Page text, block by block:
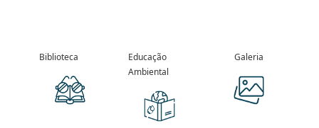
Biblioteca
Educação
Ambiental
Galeria